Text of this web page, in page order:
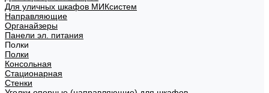
Для уличных шкафов МИКсистем
Направляющие
Органайзеры
Панели эл. питания
Полки
Полки
Консольная
Стационарная
Стенки